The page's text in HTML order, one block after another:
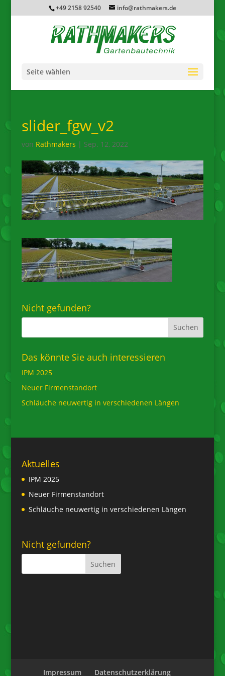
+49 2158 92540 info@rathmakers.de
Seite wählen
slider_fgw_v2
von Rathmakers | Sep. 12, 2022
Nicht gefunden?
Das könnte Sie auch interessieren
IPM 2025
Neuer Firmenstandort
Schläuche neuwertig in verschiedenen Längen
Aktuelles
IPM 2025
Neuer Firmenstandort
Schläuche neuwertig in verschiedenen Längen
Nicht gefunden?
Impressum Datenschutzerklärung